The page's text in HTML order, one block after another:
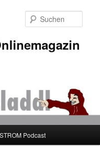
Podcast